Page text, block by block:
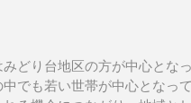
どり台地区の方が中心とな
でも若い世帯が中心となっ